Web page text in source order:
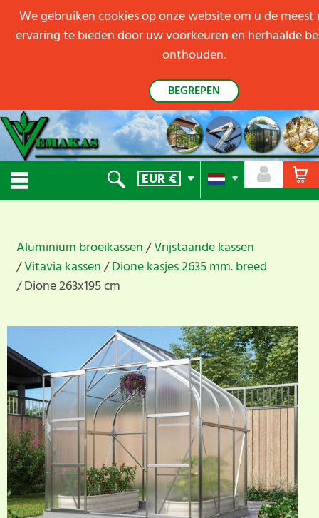
EUR€
Aluminium broeikassen Vrijstaande kassen
Vitavia kassen Dione kasjes 2635 mm. breed
Dione 263x195 cm
We gebruiken cookies op onze website om u de
ervaring te bieden door uw voorkeuren en herhaalde
onthouden.
BEGREPEN